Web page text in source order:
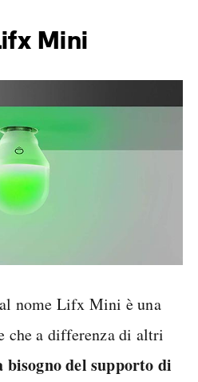
Mini
nome Lifx Mini è una
che a differenza di altri
bisogno del supporto di